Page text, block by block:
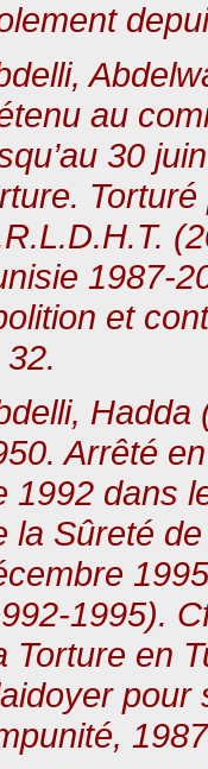
au
30
1987-
et
Hadda
Arrêté
1992 dans
la Sûreté de
1995).
Torture en
pour